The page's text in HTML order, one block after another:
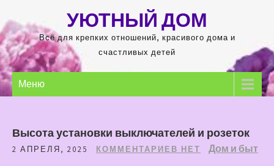
содержимому
УЮТНЫЙ ДОМ
Всё для крепких отношений, красивого дома и
счастливых детей
Меню
Высота установки выключателей и розеток
2 АПРЕЛЯ, 2025 КОММЕНТАРИЕВ НЕТ Дом и быт